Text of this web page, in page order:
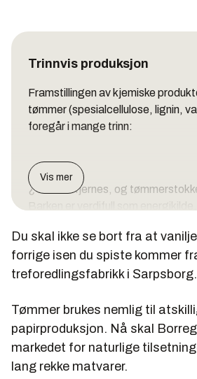
Trinnvis produksjon
Framstillingen av kjemiske
tømmer (spesialcellulose, lignin,
foregår i mange trinn:
¿ Barken fjernes, og
bioforbrenningsanlegg.
¿ Flisen behandles slik at
Cellulosen går gjennom en rekke
¿ De øvrige bestanddelene i
bindemidler og sukkerforbindelser,
kokeprosessen. Denne
går til etanolfabrikken hvor
Vis mer
Du skal ikke se bort fra at
forrige isen du spiste kommer
treforedlingsfabrikk i Sarpsborg.
Tømmer brukes nemlig til
papirproduksjon. Nå skal
markedet for naturlige
lang rekke matvarer.